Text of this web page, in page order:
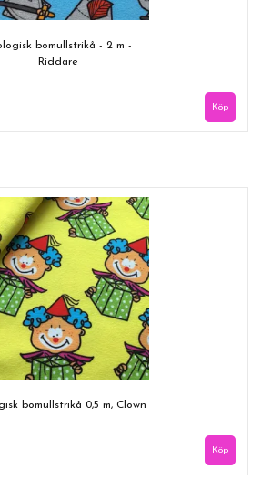
bomullstrikå - 2 m -
Riddare
bomullstrikå 0,5 m, Clown